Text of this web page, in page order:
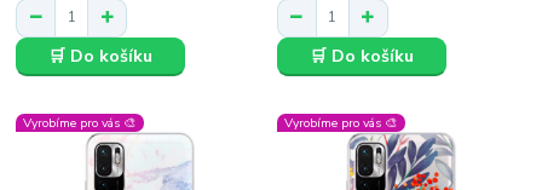
🛒 Do košíku 🛒 Do košíku
Vyrobíme pro vás 🎨 Vyrobíme pro vás 🎨